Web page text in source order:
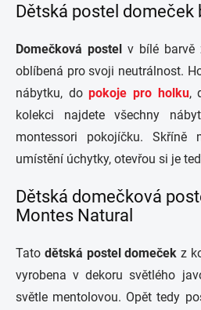
Dětská postel domeček
Domečková postel v bílé barvě
oblíbená pro svoji neutrálnost.
nábytku, dopokoje pro holku,
kolekci najdete všechny
montessori pokojíčku.
umístění úchytky, otevřou si je
Dětská domečková
Montes Natural
Tato dětská postel domeček z
vyrobena v dekoru světlého
světle mentolovou. Opět tedy